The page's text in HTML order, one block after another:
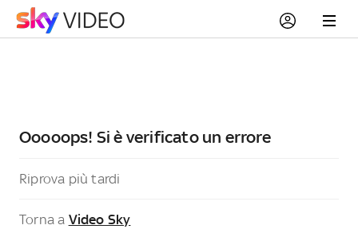
Ooooops! Si è verificato un errore
Riprova più tardi
Torna a Video Sky